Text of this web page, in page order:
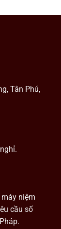
Tân Phú,
niệm
cầu số